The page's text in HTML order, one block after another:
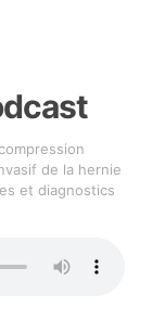
de la hernie
et diagnostics